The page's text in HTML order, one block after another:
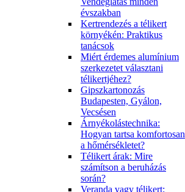
évszakban
Kertrendezés a télikert
környékén: Praktikus
tanácsok
Miért érdemes alumínium
szerkezetet választani
télikertjéhez?
Gipszkartonozás
Budapesten, Gyálon,
Vecsésen
Árnyékolástechnika:
Hogyan tartsa komfortosan
a hőmérsékletet?
Télikert árak: Mire
számítson a beruházás
során?
Veranda vagy télikert: